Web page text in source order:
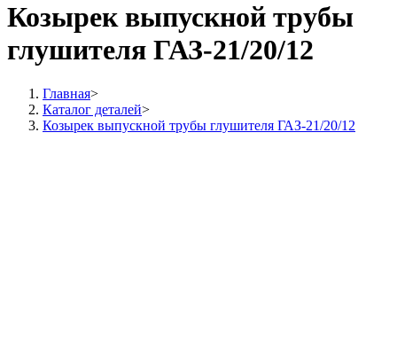
Козырек выпускной трубы
глушителя ГАЗ-21/20/12
Главная>
Каталог деталей>
Козырек выпускной трубы глушителя ГАЗ-21/20/12